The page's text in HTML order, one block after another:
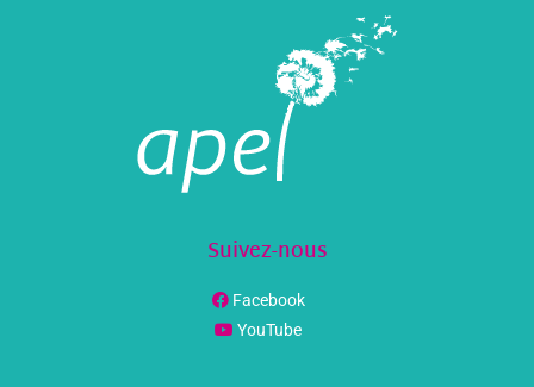
Suivez-nous
Facebook
YouTube